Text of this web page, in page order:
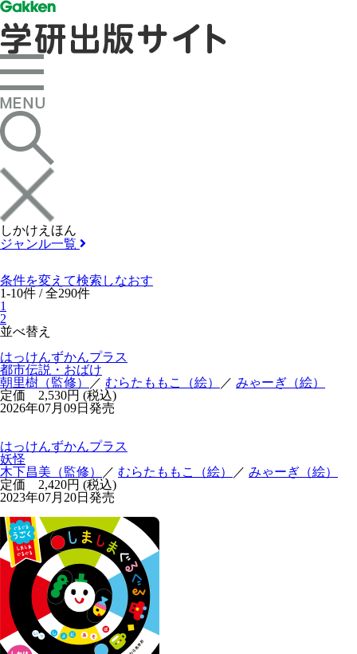
しかけえほん
ジャンル一覧
条件を変えて検索しなおす
1-10件 / 全290件
1
2
並べ替え
はっけんずかんプラス
都市伝説・おばけ
朝里樹（監修）
／ むらたももこ（絵） ／ みゃーぎ（絵）
定価 2,530円 (税込)
2026年07月09日発売
はっけんずかんプラス
妖怪
木下昌美（監修）
／ むらたももこ（絵） ／ みゃーぎ（絵）
定価 2,420円 (税込)
2023年07月20日発売